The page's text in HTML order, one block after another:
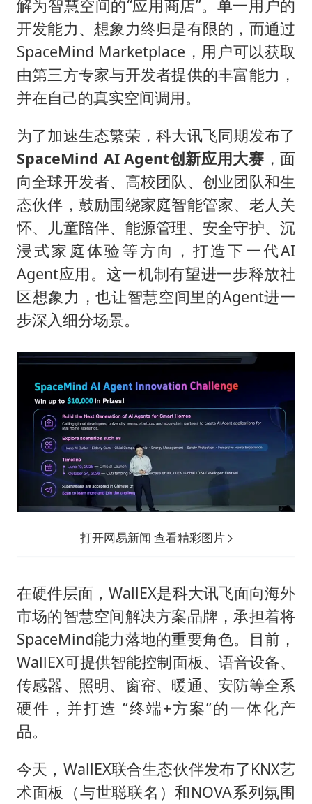
解为智慧空间的“应用商店”。单一用户的
开发能力、想象力终归是有限的，而通过
SpaceMind Marketplace，用户可以获取
由第三方专家与开发者提供的丰富能力，
并在自己的真实空间调用。
为了加速生态繁荣，科大讯飞同期发布了
SpaceMind AI Agent创新应用大赛 ，面
向全球开发者、高校团队、创业团队和生
态伙伴，鼓励围绕家庭智能管家、老人关
怀、儿童陪伴、能源管理、安全守护、沉
浸式家庭体验等方向，打造下一代AI
Agent应用。这一机制有望进一步释放社
区想象力，也让智慧空间里的Agent进一
步深入细分场景。
打开网易新闻 查看精彩图片
在硬件层面，WallEX是科大讯飞面向海外
市场的智慧空间解决方案品牌，承担着将
SpaceMind能力落地的重要角色。目前，
WallEX可提供智能控制面板、语音设备、
传感器、照明、窗帘、暖通、安防等全系
硬件，并打造 “终端+方案”的一体化产
品。
今天，WallEX联合生态伙伴发布了KNX艺
术面板（与世聪联名）和NOVA系列氛围